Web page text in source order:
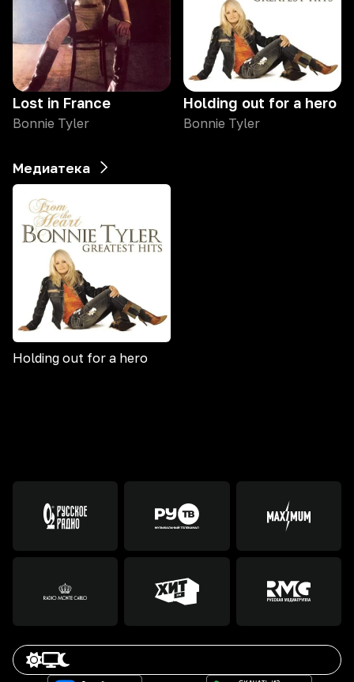
Lost in France
Bonnie Tyler
Holding out for a hero
Bonnie Tyler
Медиатека
Holding out for a hero